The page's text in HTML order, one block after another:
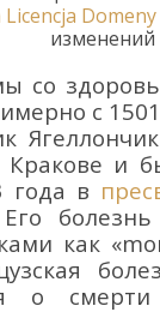
Licencja Domeny
изменений
со
с
Ягеллончик
Кракове и
года в
болезнь
как «
о